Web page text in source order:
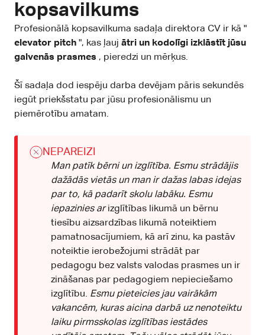
kopsavilkums
Profesionālā kopsavilkuma sadaļa direktora CV ir kā "
elevator pitch ", kas ļauj ātri un kodolīgi izklāstīt jūsu
galvenās prasmes , pieredzi un mērķus.
Šī sadaļa dod iespēju darba devējam pāris sekundēs
iegūt priekšstatu par jūsu profesionālismu un
piemērotību amatam.
NEPAREIZI
Man patīk bērni un izglītība. Esmu strādājis
dažādās vietās un man ir dažas labas idejas
par to, kā padarīt skolu labāku. Esmu
iepazinies arizglītības likumā un bērnu
tiesību aizsardzības likumā noteiktiem
pamatnosacījumiem, kā arī zinu, ka pastāv
noteiktie ierobežojumi strādāt par
pedagogu bez valsts valodas prasmes un ir
zināšanas par pedagogiem nepieciešamo
izglītību. Esmu pieteicies jau vairākām
vakancēm, kuras aicina darbā uz nenoteiktu
laiku pirmsskolas izglītības iestādes